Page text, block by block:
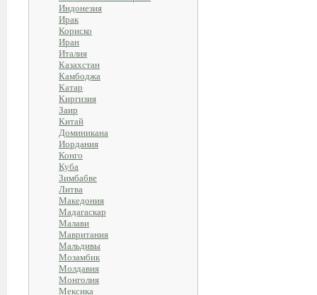
Индонезия
Ирак
Кориско
Иран
Италия
Казахстан
Камбоджа
Катар
Киргизия
Заир
Китай
Доминикана
Иордания
Конго
Куба
Зимбабве
Литва
Македония
Мадагаскар
Малави
Мавритания
Мальдивы
Мозамбик
Молдавия
Монголия
Мексика